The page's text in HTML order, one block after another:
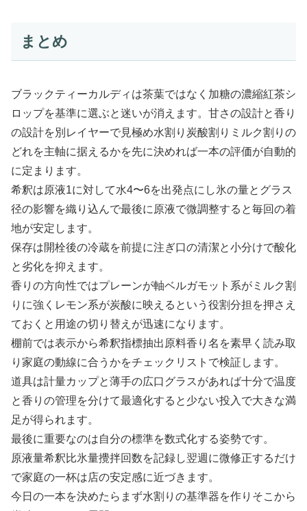
まとめ
ブラックティーカルディは茶葉ではなく加糖の濃縮紅茶シ
ロップを基準に選ぶと迷いが消えます。甘さの設計と香り
の設計を別レイヤーで見極め水割り炭酸割りミルク割りの
どれを主軸に据えるかを先に決めれば一本の評価が自動的
に定まります。
希釈は原液1に対して水4〜6を出発点にし氷の量とグラス
径の影響を織り込んで最後に原液で微調整すると毎回の着
地が安定します。
保存は開栓後の冷蔵を前提に注ぎ口の清潔と小分けで酸化
と劣化を抑えます。
香りの方向性ではプレーンが軸ベルガモット系がミルク割
りに強くレモン系が炭酸に映えるという役割分担を押さえ
ておくと用途の切り替えが迅速になります。
棚前では表示から希釈指標抽出原料香り名を素早く読み取
り家庭の動線に合うかをチェックリストで検証します。
道具は計量カップと薄手の広口グラスがあれば十分で温度
と香りの管理を分けて最適化すると少ない投入で大きな満
足が得られます。
最後に重要なのは自分の標準を数式化する姿勢です。
原液量希釈比氷量攪拌回数を記録し翌週に微修正するだけ
で家庭の一杯は店の安定感に近づきます。
今日の一本を決めたらまず水割りの基準器を作りそこから